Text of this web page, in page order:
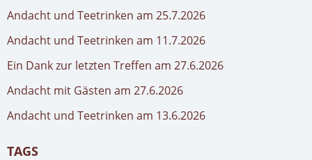
Andacht und Teetrinken am 25.7.2026
Andacht und Teetrinken am 11.7.2026
Ein Dank zur letzten Treffen am 27.6.2026
Andacht mit Gästen am 27.6.2026
Andacht und Teetrinken am 13.6.2026
TAGS